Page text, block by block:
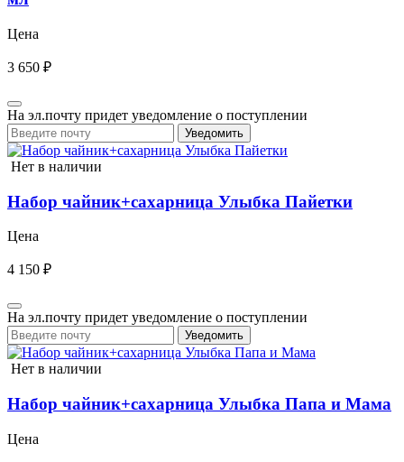
Цена
3 650 ₽
На эл.почту придет уведомление о поступлении
Уведомить
Нет в наличии
Набор чайник+сахарница Улыбка Пайетки
Цена
4 150 ₽
На эл.почту придет уведомление о поступлении
Уведомить
Нет в наличии
Набор чайник+сахарница Улыбка Папа и Мама
Цена